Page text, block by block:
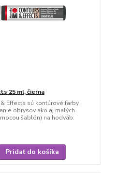
25 ml, čierna
Effects sú kontúrové farby,
obrysov ako aj malých
šablón) na hodváb.
Pridať do košíka